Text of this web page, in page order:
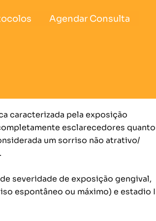
Agendar Consulta
caracterizada pela exposição
esclarecedores quanto
um sorriso não atrativo/
severidade de exposição gengival,
espontâneo ou máximo) e estadio